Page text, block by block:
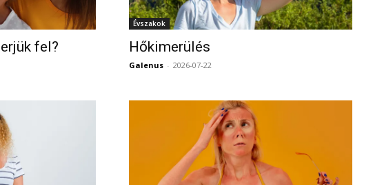
fel?
Évszakok
Hőkimerülés
Galenus - 2026-07-22